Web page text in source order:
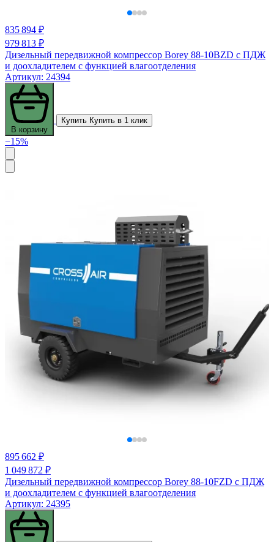
835 894 ₽
979 813 ₽
Дизельный передвижной компрессор Borey 88-10BZD с ПДЖ
и доохладителем с функцией влагоотделения
Артикул: 24394
В корзину
Купить Купить в 1 клик
−15%
895 662 ₽
1 049 872 ₽
Дизельный передвижной компрессор Borey 88-10FZD с ПДЖ
и доохладителем с функцией влагоотделения
Артикул: 24395